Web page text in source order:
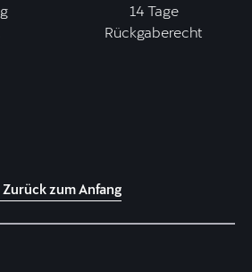
14 Tage
Rückgaberecht
Zurück zum Anfang